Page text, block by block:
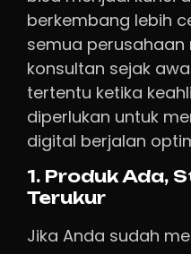
berkembang lebih
semua
konsultan sejak
tertentu ketika
diperlukan untuk
digital berjalan
1. Produk Ada,
Terukur
Jika Anda sudah